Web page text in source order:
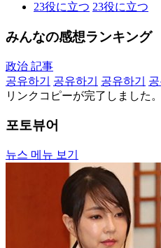
23役に立つ 23役に立つ
みんなの感想ランキング
政治 記事
공유하기
공유하기 공유하기 공
リンクコピーが完了しました。
포토뷰어
뉴스 메뉴 보기